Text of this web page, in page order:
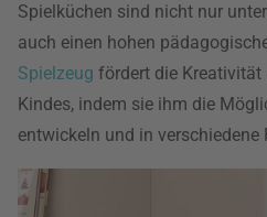
Spielküchen sind nicht nur
auch einen hohen
Spielzeug fördert die
Kindes, indem sie ihm die
entwickeln und in verschiedene